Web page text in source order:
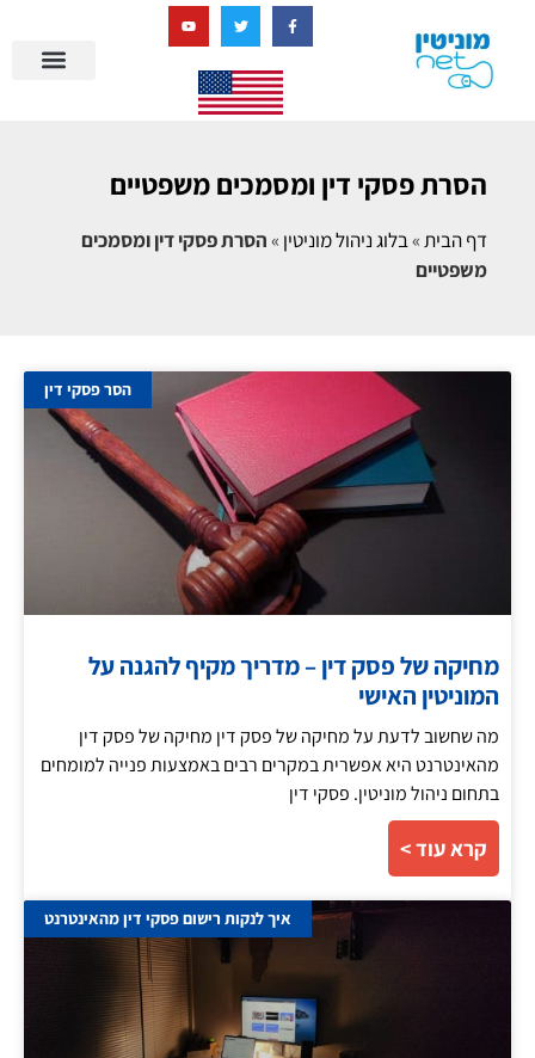
הסרת פסקי דין ומסמכים משפטיים
דף הבית»בלוג ניהול מוניטין »הסרת פסקי דין ומסמכים
משפטיים
הסר פסקי דין
מחיקה של פסק דין – מדריך מקיף להגנה על
המוניטין האישי
מה שחשוב לדעת על מחיקה של פסק דין מחיקה של פסק דין
מהאינטרנט היא אפשרית במקרים רבים באמצעות פנייה למומחים
בתחום ניהול מוניטין. פסקי דין
קרא עוד >
איך לנקות רישום פסקי דין מהאינטרנט